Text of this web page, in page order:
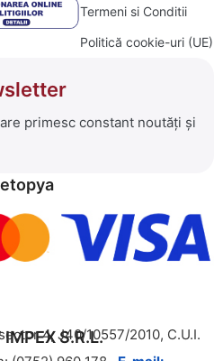
Termeni si Conditii
Politică cookie-uri (UE)
primesc constant noutăți și
S.R.L.
4, J40/10557/2010, C.U.I.